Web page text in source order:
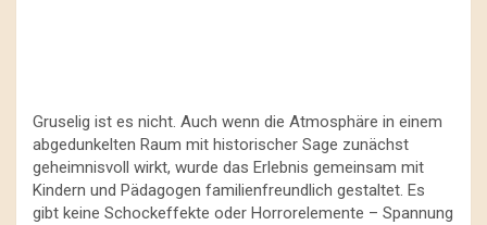
Gruselig ist es nicht. Auch wenn die Atmosphäre in einem
abgedunkelten Raum mit historischer Sage zunächst
geheimnisvoll wirkt, wurde das Erlebnis gemeinsam mit
Kindern und Pädagogen familienfreundlich gestaltet. Es
gibt keine Schockeffekte oder Horrorelemente – Spannung